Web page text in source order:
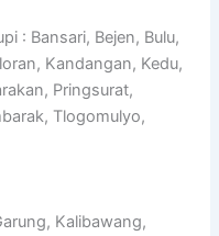
: Bansari, Bejen, Bulu,
Kandangan, Kedu,
Pringsurat,
Tlogomulyo,
Kalibawang,